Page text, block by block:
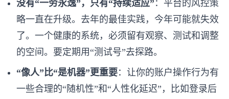
没有“一劳永逸”，只有“持续适应”：平台的风控策
略一直在升级。去年的最佳实践，今年可能就失效
了。一个健康的系统，必须留有观察、测试和调整
的空间。要定期用“测试号”去探路。
“像人”比“是机器”更重要：让你的账户操作行为有
一些合理的“随机性”和“人性化延迟”，比如登录后